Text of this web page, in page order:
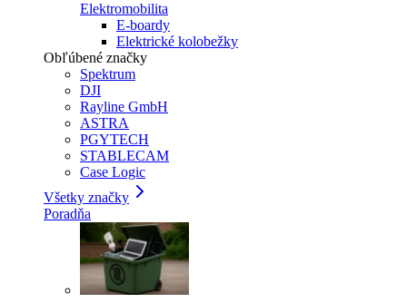
Elektromobilita
E-boardy
Elektrické kolobežky
Obľúbené značky
Spektrum
DJI
Rayline GmbH
ASTRA
PGYTECH
STABLECAM
Case Logic
Všetky značky
Poradňa